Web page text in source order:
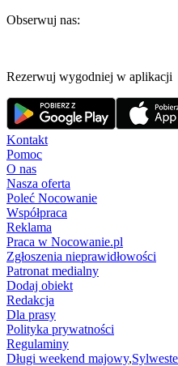
Obserwuj nas:
Rezerwuj wygodniej w aplikacji
Kontakt
Pomoc
O nas
Nasza oferta
Poleć Nocowanie
Współpraca
Reklama
Praca w Nocowanie.pl
Zgłoszenia nieprawidłowości
Patronat medialny
Dodaj obiekt
Redakcja
Dla prasy
Polityka prywatności
Regulaminy
Długi weekend majowy,